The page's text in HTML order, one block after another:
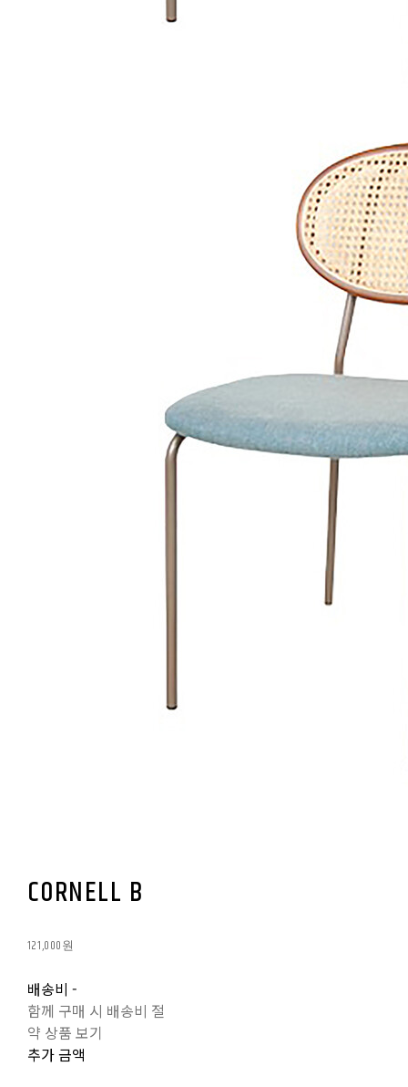
CORNELL B
121,000원
배송비 -
함께 구매 시 배송비 절
약 상품 보기
추가 금액